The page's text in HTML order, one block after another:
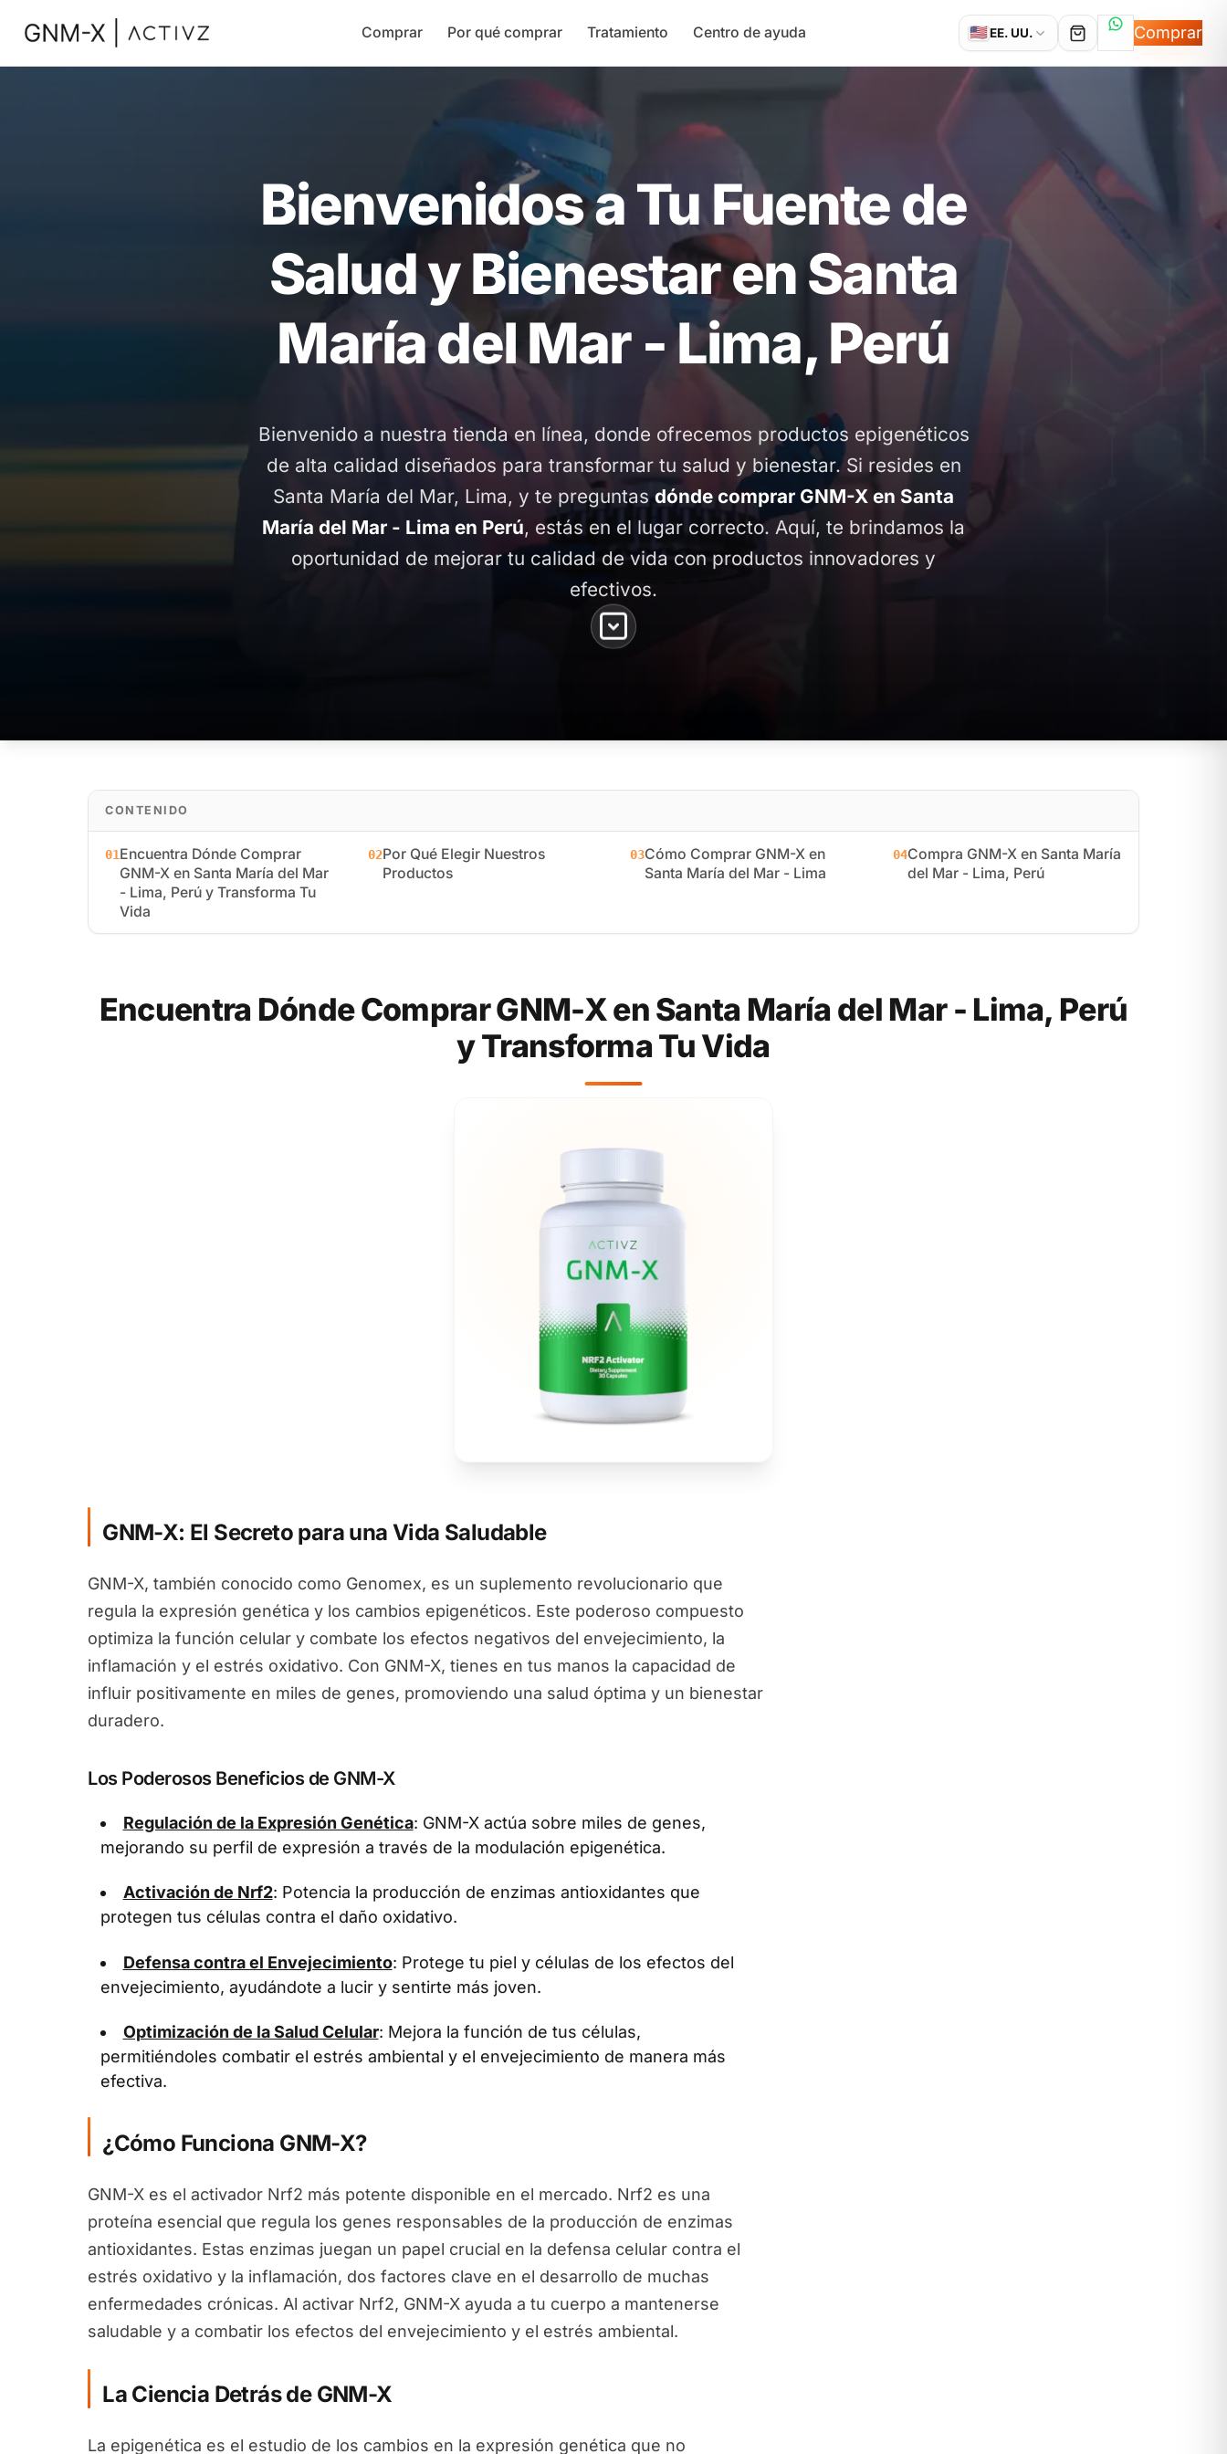
Comprar Por qué comprar Tratamiento Centro de ayuda 🇺🇸EE. UU. Hablemos
Comprar
Bienvenidos a Tu Fuente de
Salud y Bienestar en Santa
María del Mar - Lima, Perú
Bienvenido a nuestra tienda en línea, donde ofrecemos productos epigenéticos
de alta calidad diseñados para transformar tu salud y bienestar. Si resides en
Santa María del Mar, Lima, y te preguntasdónde comprar GNM-X en Santa
María del Mar - Lima en Perú, estás en el lugar correcto. Aquí, te brindamos la
oportunidad de mejorar tu calidad de vida con productos innovadores y
efectivos.
CONTENIDO
01Encuentra Dónde Comprar
GNM-X en Santa María del Mar
- Lima, Perú y Transforma Tu
Vida
02Por Qué Elegir Nuestros
Productos
03Cómo Comprar GNM-X en
Santa María del Mar - Lima
04Compra GNM-X en Santa María
del Mar - Lima, Perú
Encuentra Dónde Comprar GNM-X en Santa María del Mar - Lima, Perú
y Transforma Tu Vida
GNM-X: El Secreto para una Vida Saludable
GNM-X, también conocido como Genomex, es un suplemento revolucionario que
regula la expresión genética y los cambios epigenéticos. Este poderoso compuesto
optimiza la función celular y combate los efectos negativos del envejecimiento, la
inflamación y el estrés oxidativo. Con GNM-X, tienes en tus manos la capacidad de
influir positivamente en miles de genes, promoviendo una salud óptima y un bienestar
duradero.
Los Poderosos Beneficios de GNM-X
Regulación de la Expresión Genética: GNM-X actúa sobre miles de genes,
mejorando su perfil de expresión a través de la modulación epigenética.
Activación de Nrf2: Potencia la producción de enzimas antioxidantes que
protegen tus células contra el daño oxidativo.
Defensa contra el Envejecimiento: Protege tu piel y células de los efectos del
envejecimiento, ayudándote a lucir y sentirte más joven.
Optimización de la Salud Celular: Mejora la función de tus células,
permitiéndoles combatir el estrés ambiental y el envejecimiento de manera más
efectiva.
¿Cómo Funciona GNM-X?
GNM-X es el activador Nrf2 más potente disponible en el mercado. Nrf2 es una
proteína esencial que regula los genes responsables de la producción de enzimas
antioxidantes. Estas enzimas juegan un papel crucial en la defensa celular contra el
estrés oxidativo y la inflamación, dos factores clave en el desarrollo de muchas
enfermedades crónicas. Al activar Nrf2, GNM-X ayuda a tu cuerpo a mantenerse
saludable y a combatir los efectos del envejecimiento y el estrés ambiental.
La Ciencia Detrás de GNM-X
La epigenética es el estudio de los cambios en la expresión genética que no